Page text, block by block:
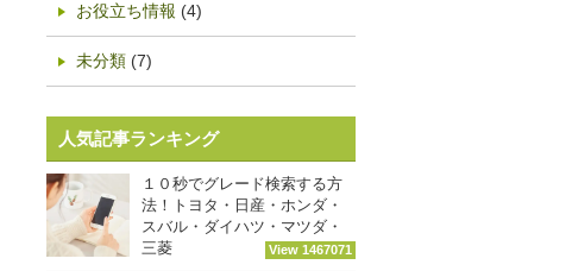
お役立ち情報 (4)
未分類 (7)
人気記事ランキング
１０秒でグレード検索する方
法！トヨタ・日産・ホンダ・
スバル・ダイハツ・マツダ・
三菱
View 1467071